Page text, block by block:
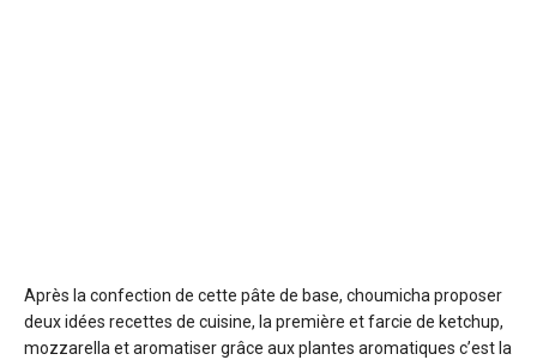
Après la confection de cette pâte de base, choumicha proposer
deux idées recettes de cuisine, la première et farcie de ketchup,
mozzarella et aromatiser grâce aux plantes aromatiques c’est la